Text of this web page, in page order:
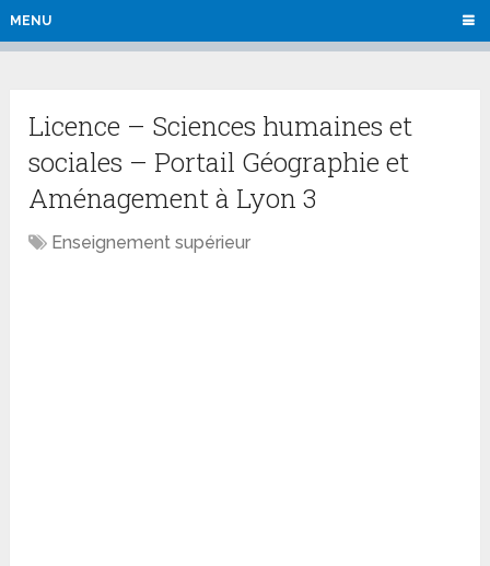
MENU
Licence – Sciences humaines et
sociales – Portail Géographie et
Aménagement à Lyon 3
Enseignement supérieur